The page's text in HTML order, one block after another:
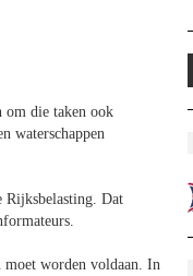
om die taken ook
waterschappen
Rijksbelasting. Dat
moet worden voldaan. In